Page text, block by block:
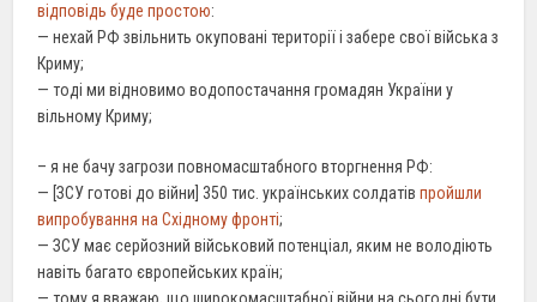
відповідь буде простою:
— нехай РФ звільнить окуповані території і забере свої війська з
Криму;
— тоді ми відновимо водопостачання громадян України у
вільному Криму;
– я не бачу загрози повномасштабного вторгнення РФ:
— [ЗСУ готові до війни] 350 тис. українських солдатівпройшли
випробування на Східному фронті;
— ЗСУ має серйозний військовий потенціал, яким не володіють
навіть багато європейських країн;